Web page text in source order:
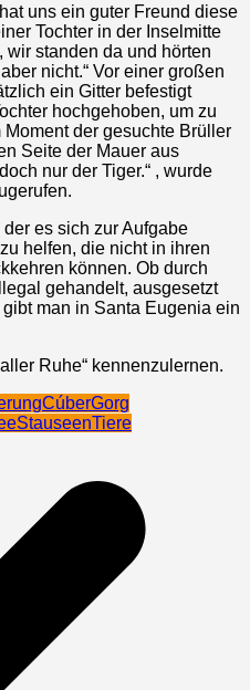
uns ein guter Freund diese
Tochter in der Inselmitte
wir standen da und hörten
nicht.“ Vor einer großen
ein Gitter befestigt
hochgehoben, um zu
der gesuchte Brüller
Seite der Mauer aus
nur der Tiger.“ , wurde
der es sich zur Aufgabe
helfen, die nicht in ihren
können. Ob durch
gehandelt, ausgesetzt
man in Santa Eugenia ein
Ruhe“ kennenzulernen.
CúberGorg
StauseenTiere